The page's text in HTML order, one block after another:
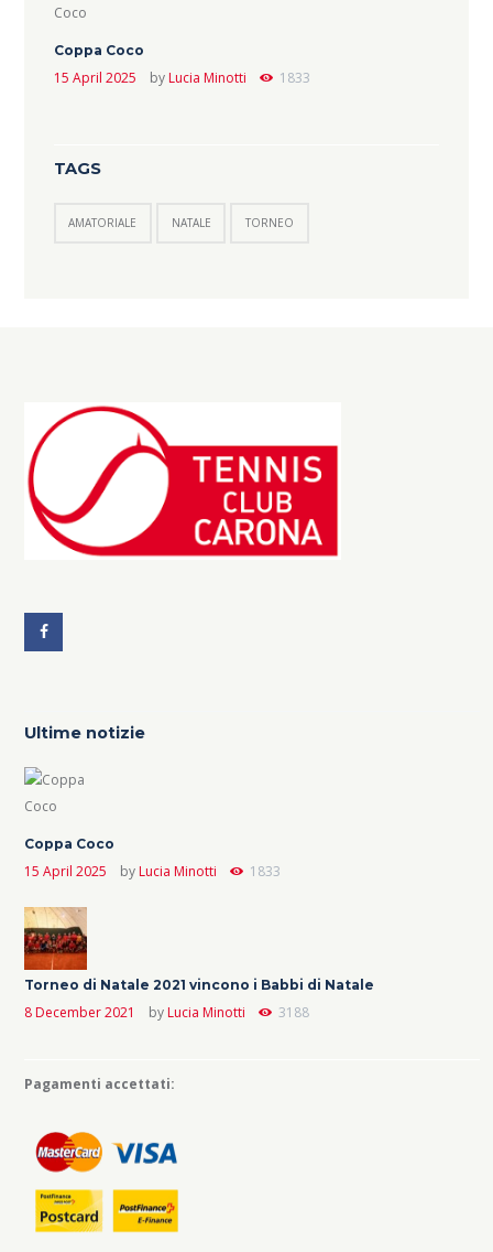
Coppa Coco
15 April 2025 byLucia Minotti 1833
TAGS
AMATORIALE NATALE TORNEO
Ultime notizie
Coppa Coco
15 April 2025 byLucia Minotti 1833
Torneo di Natale 2021 vincono i Babbi di Natale
8 December 2021 byLucia Minotti 3188
Pagamenti accettati: